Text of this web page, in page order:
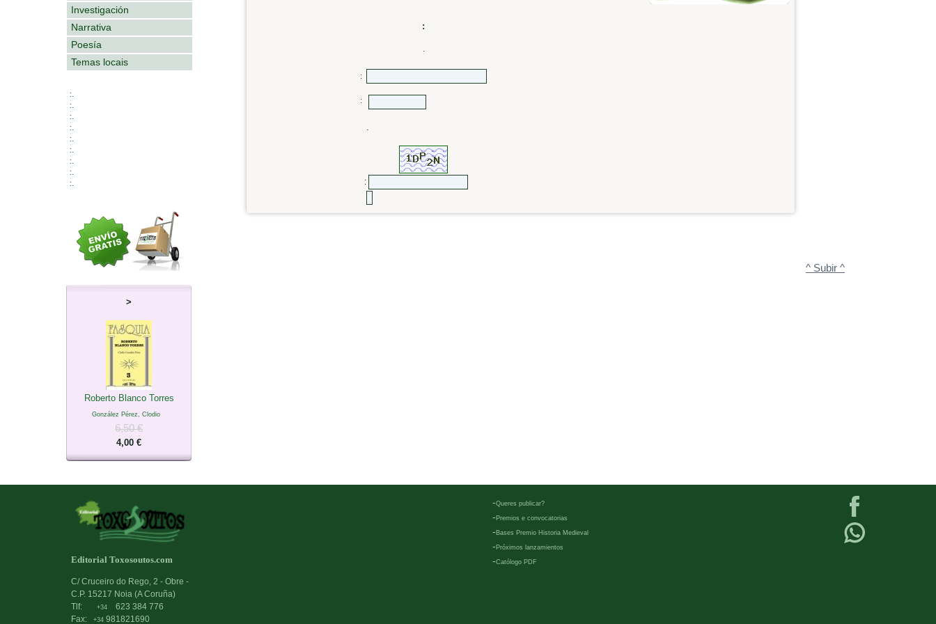
Investigación
Narrativa
Poesía
Temas locais
:.
:.
:.
:.
:.
:.
:.
:.
:.
>
Roberto Blanco Torres
González Pérez, Clodio
6,50 €
4,00 €
:
:
:
:
^ Subir ^
Editorial Toxosoutos.com
C/ Cruceiro do Rego, 2 - Obre -
C.P. 15217 Noia (A Coruña)
Tlf:
+34
623 384 776
Fax:
+34 981821690
-Queres publicar?
- Premios e convocatorias
- Bases Premio Historia Medieval
- Próximos lanzamientos
-Católogo PDF